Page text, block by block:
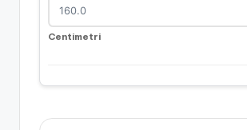
Centimetri